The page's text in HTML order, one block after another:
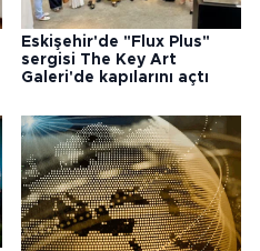
Eskişehir'de "Flux Plus"
sergisi The Key Art
Galeri'de kapılarını açtı